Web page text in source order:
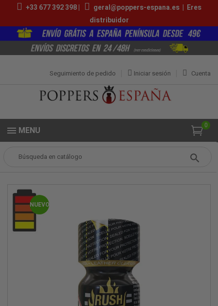
+33 677 392 398 | geral@poppers-espana.es | Eres
distribuidor
Cuenta
Iniciar sesión
Seguimiento de pedido
0
MENU
Pequeños Poppers
NUEVO